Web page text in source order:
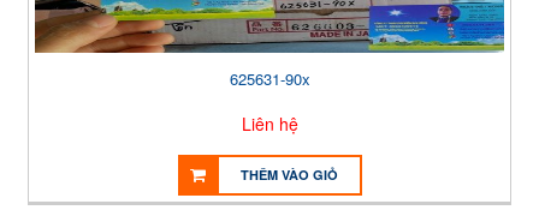
625631-90x
Liên hệ
THÊM VÀO GIỎ